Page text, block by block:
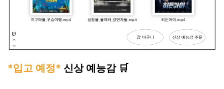
*입고 예정* 신상 예능감 🛒